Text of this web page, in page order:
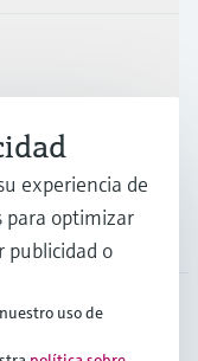
experiencia de
para optimizar
publicidad o
uso de